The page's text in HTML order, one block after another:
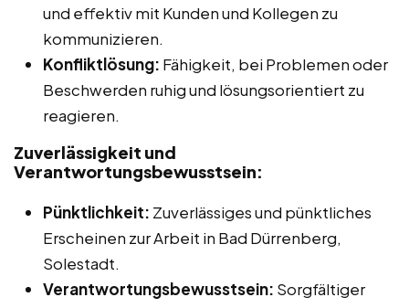
und effektiv mit Kunden und Kollegen zu
kommunizieren.
Konfliktlösung: Fähigkeit, bei Problemen oder
Beschwerden ruhig und lösungsorientiert zu
reagieren.
Zuverlässigkeit und
Verantwortungsbewusstsein:
Pünktlichkeit: Zuverlässiges und pünktliches
Erscheinen zur Arbeit in Bad Dürrenberg,
Solestadt.
Verantwortungsbewusstsein: Sorgfältiger